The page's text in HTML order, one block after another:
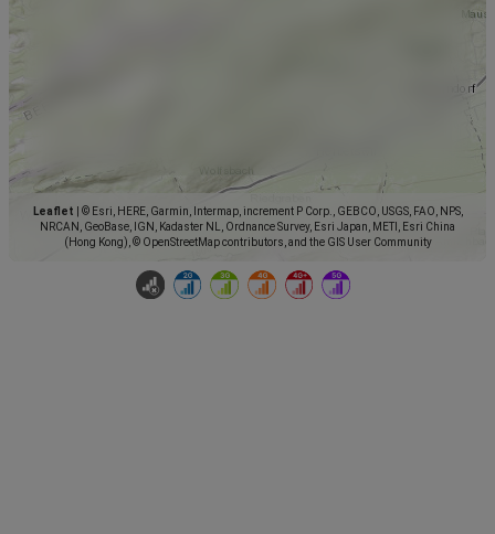
Leaflet
© Esri, HERE, Garmin, Intermap, increment P Corp., GEBCO, USGS, FAO, NPS,
NRCAN, GeoBase, IGN, Kadaster NL, Ordnance Survey, Esri Japan, METI, Esri China
(Hong Kong), © OpenStreetMap contributors, and the GIS User Community